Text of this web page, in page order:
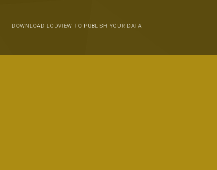
DOWNLOAD LODVIEW TO PUBLISH YOUR DATA